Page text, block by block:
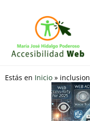
Estás en Inicio » inclusion